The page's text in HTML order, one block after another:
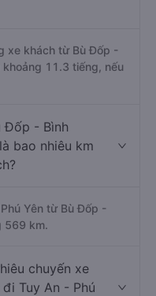
xe khách từ Bù Đốp -
khoảng 11.3 tiếng, nếu
Đốp - Bình
bao nhiêu km
Yên từ Bù Đốp -
569 km.
chuyến xe
Tuy An - Phú